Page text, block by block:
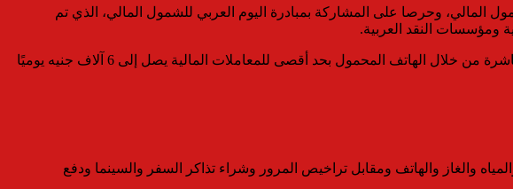
المالي، وحرصا على المشاركة بمبادرة اليوم العربي للشمول المالي، الذي تم
ومؤسسات النقد العربية.
وقال البنك إن من ضمن مزايا محفظة “مصاريفي عالطاير” أنها مجانية، وتعد وسيلة سهلة وآمنة لدفع وتحويل الأموال مباشرة من خلال الهاتف المحمول بحد أقصى للمعاملات المالية يصل إلى 6 آلاف جنيه يوميًا
والغاز والهاتف ومقابل تراخيص المرور وشراء تذاكر السفر والسينما ودفع